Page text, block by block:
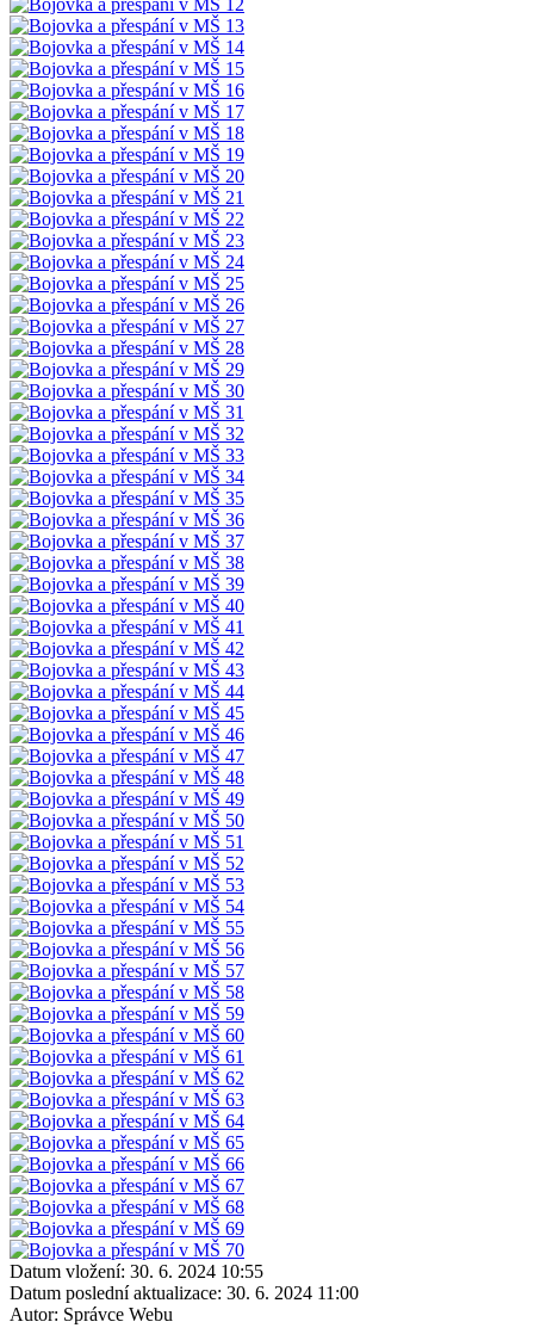
Datum vložení: 30. 6. 2024 10:55
Datum poslední aktualizace: 30. 6. 2024 11:00
Autor: Správce Webu